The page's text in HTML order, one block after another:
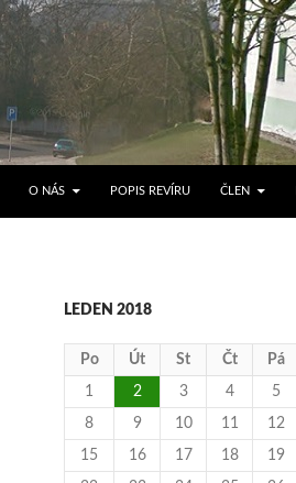
O NÁS POPIS REVÍRU ČLEN
LEDEN 2018
Po Út St Čt Pá
1 2 3 4 5
8 9 10 11 12
15 16 17 18 19